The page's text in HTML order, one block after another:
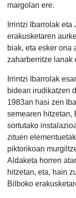
margolan ere.
Irrintzi Ibarrolak
erakusketaren
biak, eta esker ona
zaharberritze lanak
Irrintzi Ibarrolak
bidean irudikatzen
1983an hasi zen
semearen hitzetan,
sortutako
zituen
piktorikoan
Aldaketa horren
hitzetan, eta, hain
Bilboko